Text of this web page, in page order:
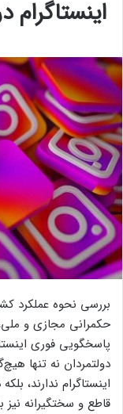
بررسی نحوه عملکرد
حکمرانی مجازی و
پاسخگویی فوری
دولتمردان نه تنها
اینستاگرام ندارند،
قاطع و سختگیرانه نیز